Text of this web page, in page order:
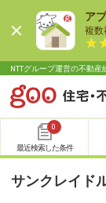
ア
複数
NTTグループ運営の不動産
0
最近検索した条件
サンクレイド